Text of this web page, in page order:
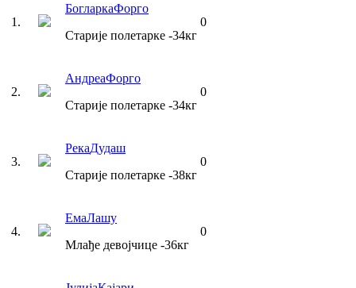
1 .
БогларкаФорго
Старије полетарке -34кг
0
2.
АндреаФорго
Старије полетарке -34кг
0
3.
РекаДудаш
Старије полетарке -38кг
0
4.
ЕмаЛашу
Млађе девојчице -36кг
0